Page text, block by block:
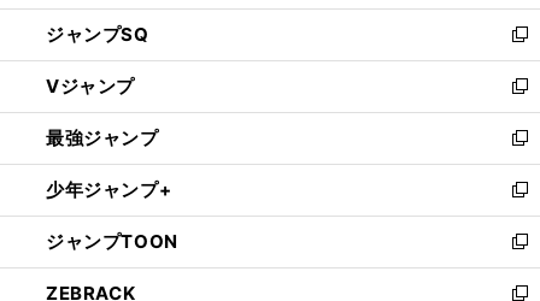
し
い
ウ
ィ
ン
ド
ウ
で
開
く
ジャンプSQ
新
し
い
ウ
ィ
ン
ド
ウ
で
開
く
Vジャンプ
新
し
い
ウ
ィ
ン
ド
ウ
で
最強ジャンプ
新
し
い
ウ
ィ
ン
ド
少年ジャンプ+
新
し
い
ウ
ィ
ジャンプTOON
新
し
ZEBRACK